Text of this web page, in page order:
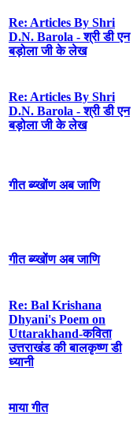
Re: Articles By Shri
D.N. Barola - श्री डी एन
बड़ोला जी के लेख
Re: Articles By Shri
D.N. Barola - श्री डी एन
बड़ोला जी के लेख
गीत ब्य्खोंण अब जाणि
गीत ब्य्खोंण अब जाणि
Re: Bal Krishana
Dhyani's Poem on
Uttarakhand-कविता
उत्तराखंड की बालकृष्ण डी
ध्यानी
माया गीत